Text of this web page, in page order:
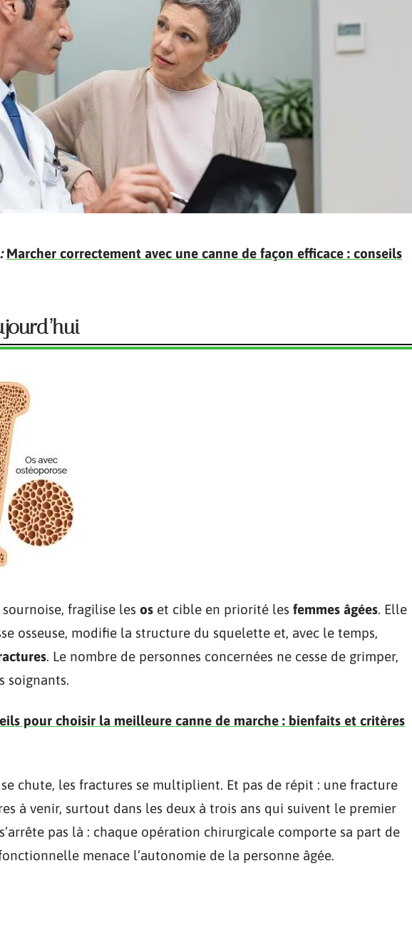
Marcher correctement avec une canne de façon efficace : conseils
fragilise les os et cible en priorité les femmes âgées. Elle
osseuse, modifie la structure du squelette et, avec le temps,
. Le nombre de personnes concernées ne cesse de grimper,
soignants.
pour choisir la meilleure canne de marche : bienfaits et critères
chute, les fractures se multiplient. Et pas de répit : une fracture
à venir, surtout dans les deux à trois ans qui suivent le premier
pas là : chaque opération chirurgicale comporte sa part de
menace l’autonomie de la personne âgée.